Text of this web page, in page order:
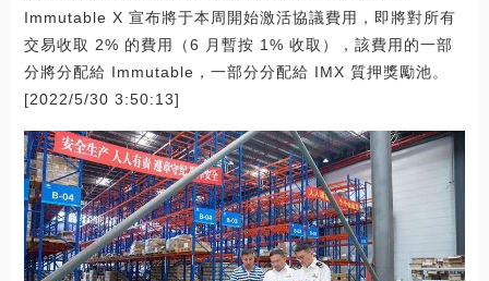
Immutable X 宣布將于本周開始激活協議費用，即將對所有
交易收取 2% 的費用（6 月暫按 1% 收取），該費用的一部
分將分配給 Immutable，一部分分配給 IMX 質押獎勵池。
[2022/5/30 3:50:13]